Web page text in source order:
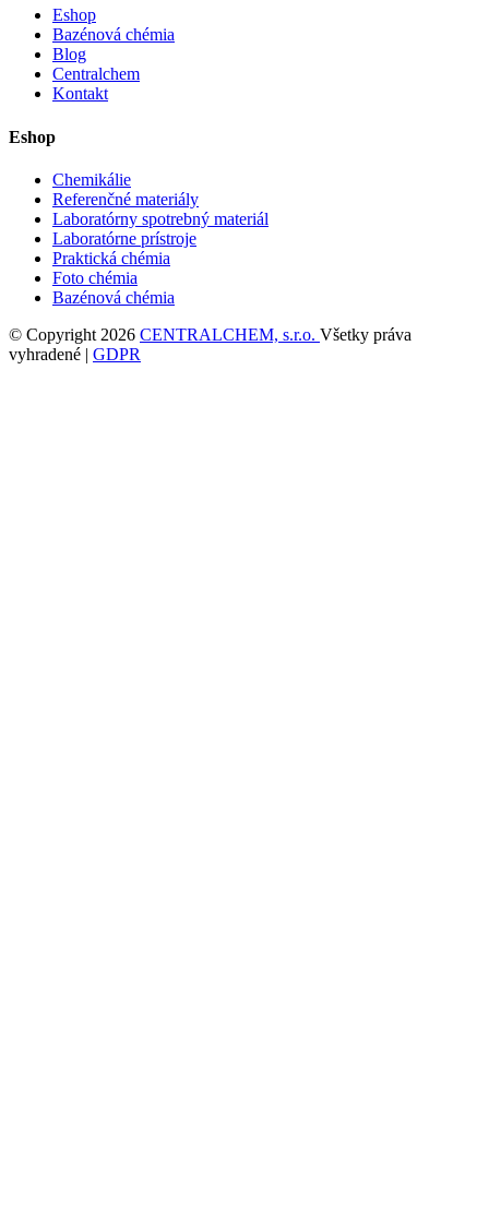
Eshop
Bazénová chémia
Blog
Centralchem
Kontakt
Eshop
Chemikálie
Referenčné materiály
Laboratórny spotrebný materiál
Laboratórne prístroje
Praktická chémia
Foto chémia
Bazénová chémia
© Copyright 2026 CENTRALCHEM, s.r.o. Všetky práva
vyhradené | GDPR